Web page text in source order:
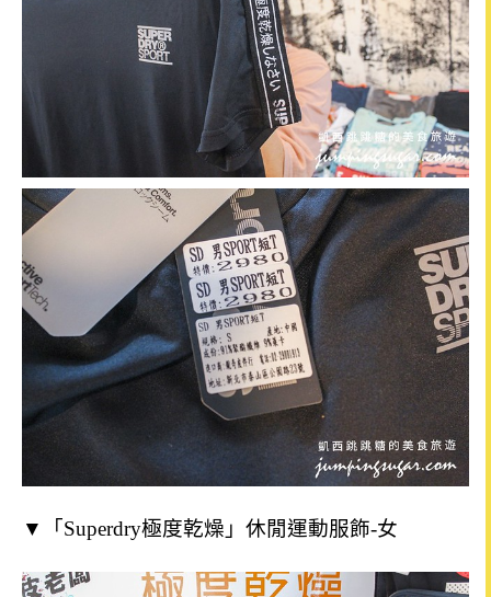
▼「Superdry極度乾燥」休閒運動服飾-女